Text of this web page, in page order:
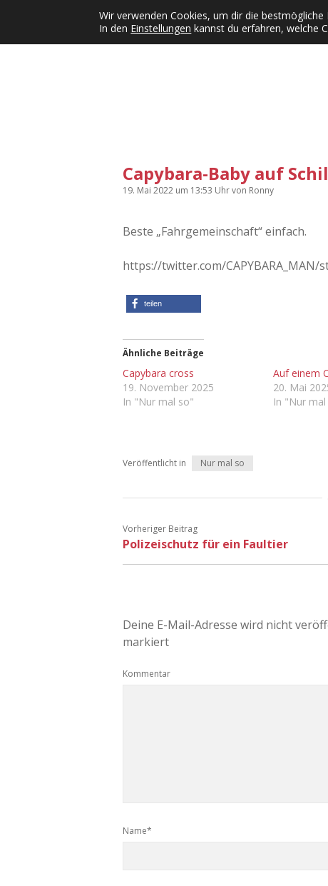
Kategorien Dropdown-Menü öffnen
KFMW-Disco Dates
Capybara-Baby auf
19. Mai 2022 um 13:53 Uhrvon Ronny
Beste „Fahrgemeinschaft“ einfach.
https://twitter.com/CAPYBARA_MAN/
teilen
Ähnliche Beiträge
Capybara cross
19. November 2025
In "Nur mal so"
Auf einem
20. Mai
In "Nur
Veröffentlicht in Nur mal so
Vorheriger Beitrag
Polizeischutz für ein Faultier
Deine E-Mail-Adresse wird nicht
markiert
Kommentar
Name*
Wir verwenden Cookies, um dir die
In den Einstellungen kannst du erfahren, welche